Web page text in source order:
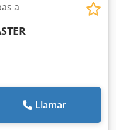
a
Llamar